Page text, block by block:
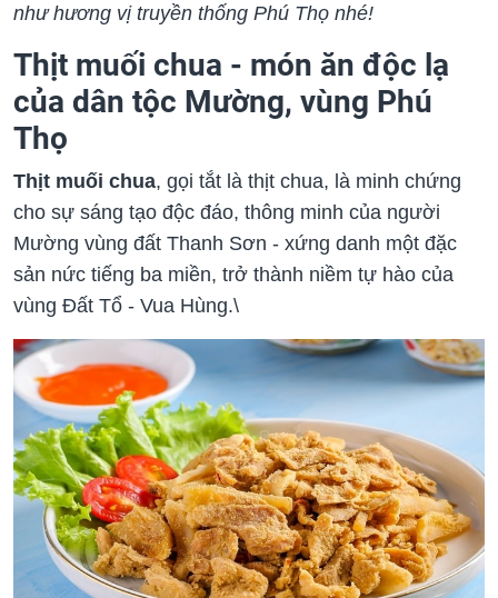
như hương vị truyền thống Phú Thọ nhé!
Thịt muối chua - món ăn độc lạ
của dân tộc Mường, vùng Phú
Thọ
Thịt muối chua, gọi tắt là thịt chua, là minh chứng
cho sự sáng tạo độc đáo, thông minh của người
Mường vùng đất Thanh Sơn - xứng danh một đặc
sản nức tiếng ba miền, trở thành niềm tự hào của
vùng Đất Tổ - Vua Hùng.\